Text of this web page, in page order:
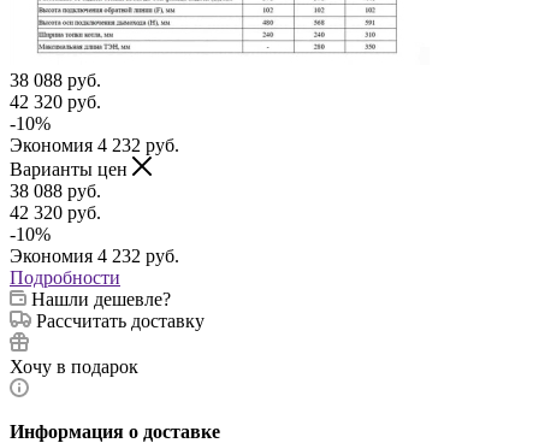
38 088 руб.
42 320 руб.
-10%
Экономия 4 232 руб.
Варианты цен
38 088 руб.
42 320 руб.
-10%
Экономия 4 232 руб.
Подробности
Нашли дешевле?
Рассчитать доставку
Хочу в подарок
Информация о доставке